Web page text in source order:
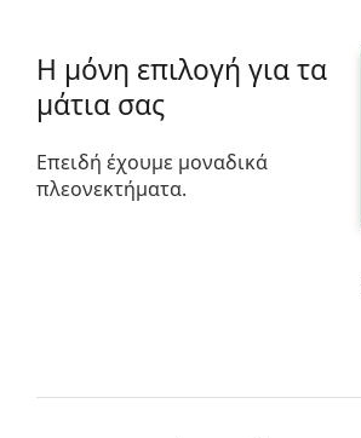
Η μόνη επιλογή για τα
μάτια σας
Επειδή έχουμε μοναδικά
πλεονεκτήματα.